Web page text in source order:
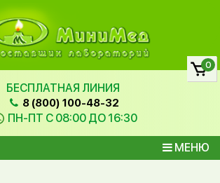
БЕСПЛАТНАЯ ЛИНИЯ
8 (800) 100-48-32
ПН-ПТ С 08:00 ДО 16:30
МЕНЮ
0